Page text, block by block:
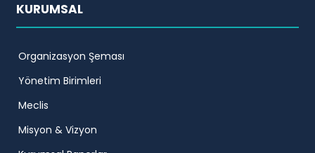
KURUMSAL
Organizasyon Şeması
Yönetim Birimleri
Meclis
Misyon & Vizyon